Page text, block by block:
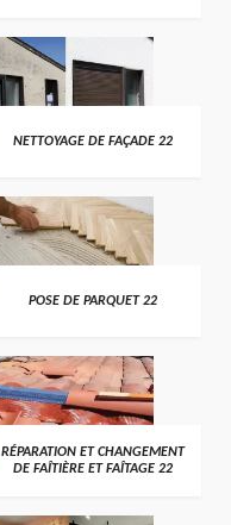
NETTOYAGE DE FAÇADE 22
POSE DE PARQUET 22
RÉPARATION ET CHANGEMENT
DE FAÎTIÈRE ET FAÎTAGE 22